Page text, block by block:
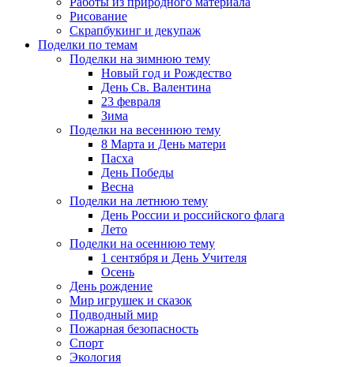
Рисование
Скрапбукинг и декупаж
Поделки по темам
Поделки на зимнюю тему
Новый год и Рождество
День Св. Валентина
23 февраля
Зима
Поделки на весеннюю тему
8 Марта и День матери
Пасха
День Победы
Весна
Поделки на летнюю тему
День России и российского флага
Лето
Поделки на осеннюю тему
1 сентября и День Учителя
Осень
День рождение
Мир игрушек и сказок
Подводный мир
Пожарная безопасность
Спорт
Экология